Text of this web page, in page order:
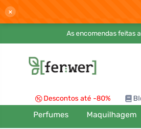
×
As encomendas feitas
Descontos até -80%
Perfumes Maquilhagem